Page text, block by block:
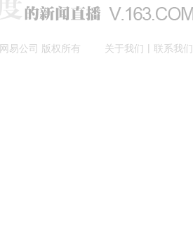
网易公司 版权所有 关于我们 | 联系我们